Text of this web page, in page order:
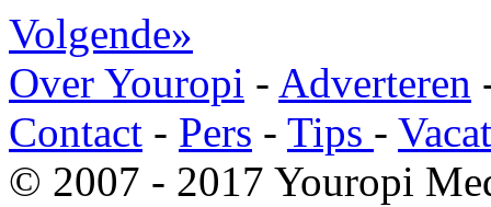
Volgende»
Over Youropi - Adverteren
Contact - Pers - Tips -
© 2007 - 2017 Youropi